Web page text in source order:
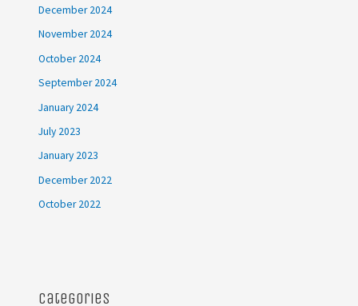
December 2024
November 2024
October 2024
September 2024
January 2024
July 2023
January 2023
December 2022
October 2022
Categories